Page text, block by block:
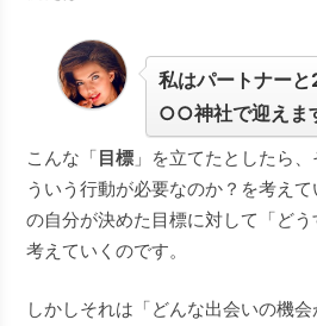
私はパートナー
○○神社で迎えま
こんな「目標 」を立てたとしたら
ういう行動が必要なのか？を考え
の自分が決めた目標に対して「ど
考えていくのです。
しかしそれは「どんな出会いの機会